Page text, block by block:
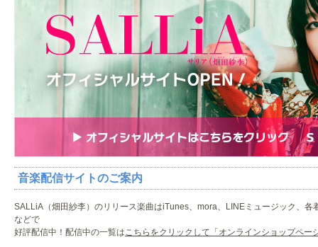
音楽配信サイトのご案内
SALLiA（畑田紗李）のリリース楽曲はiTunes、mora、LINEミュージック、各
などで
好評配信中！配信中の一覧はこちらをクリックして「オンラインショップペー